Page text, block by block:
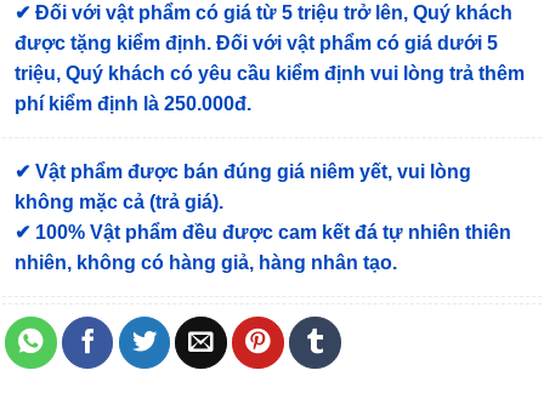
✔ Đối với vật phẩm có giá từ 5 triệu trở lên, Quý khách
được tặng kiểm định. Đối với vật phẩm có giá dưới 5
triệu, Quý khách có yêu cầu kiểm định vui lòng trả thêm
phí kiểm định là 250.000đ.
✔ Vật phẩm được bán đúng giá niêm yết, vui lòng
không mặc cả (trả giá).
✔ 100% Vật phẩm đều được cam kết đá tự nhiên thiên
nhiên, không có hàng giả, hàng nhân tạo.